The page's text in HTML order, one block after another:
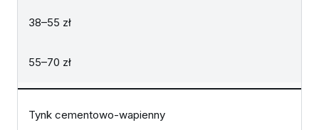
38–55 zł
55–70 zł
Tynk cementowo-wapienny